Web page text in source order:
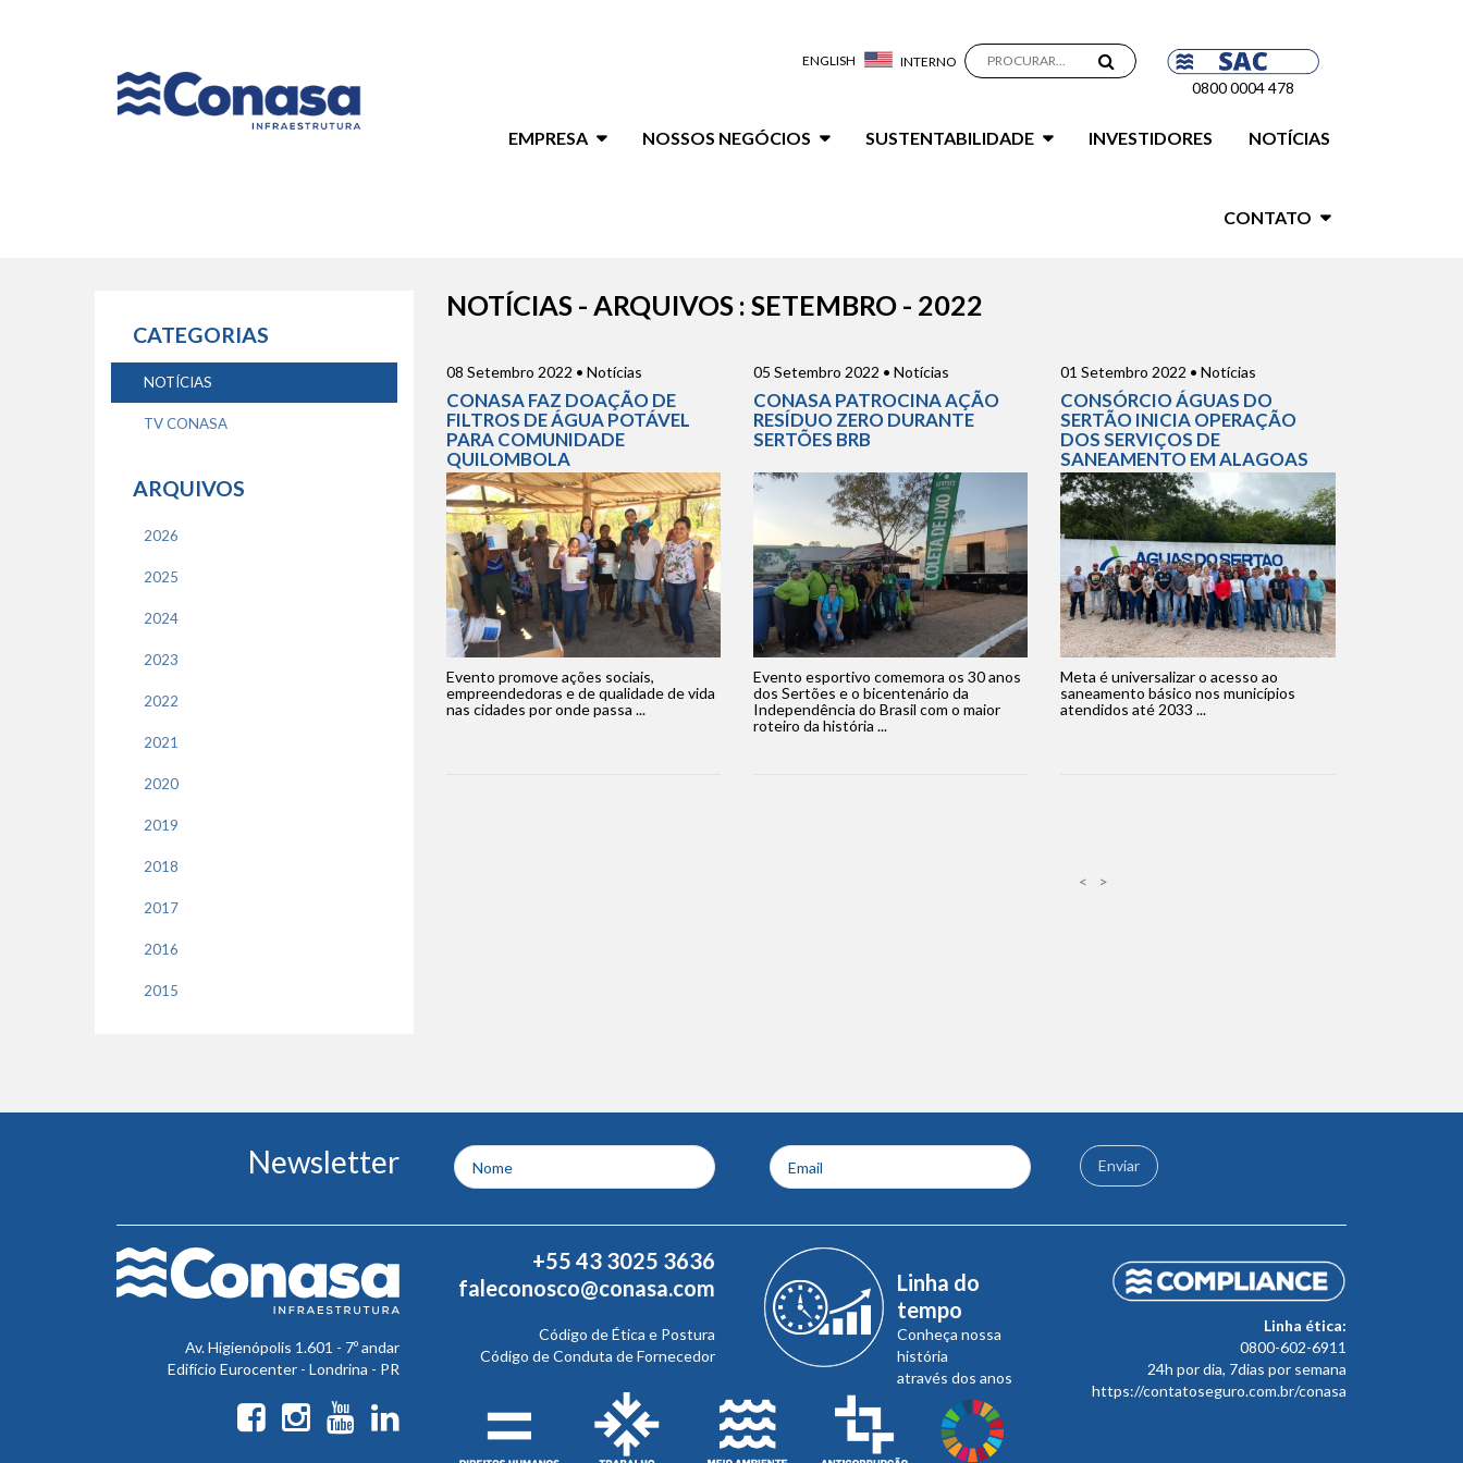
ENGLISH INTERNO
0800 0004 478
principalEMPRESA NOSSOS NEGÓCIOS SUSTENTABILIDADE INVESTIDORES NOTÍCIAS
CONTATO
CATEGORIAS
NOTÍCIAS
TV CONASA
ARQUIVOS
2026
2025
2024
2023
2022
2021
2020
2019
2018
2017
2016
2015
NOTÍCIAS - ARQUIVOS : SETEMBRO - 2022
08 Setembro 2022 • Notícias
CONASA FAZ DOAÇÃO DE
FILTROS DE ÁGUA POTÁVEL
PARA COMUNIDADE
QUILOMBOLA
Evento promove ações sociais,
empreendedoras e de qualidade de vida
nas cidades por onde passa ...
05 Setembro 2022 • Notícias
CONASA PATROCINA AÇÃO
RESÍDUO ZERO DURANTE
SERTÕES BRB
Evento esportivo comemora os 30 anos
dos Sertões e o bicentenário da
Independência do Brasil com o maior
roteiro da história ...
01 Setembro 2022 • Notícias
CONSÓRCIO ÁGUAS DO
SERTÃO INICIA OPERAÇÃO
DOS SERVIÇOS DE
SANEAMENTO EM ALAGOAS
Meta é universalizar o acesso ao
saneamento básico nos municípios
atendidos até 2033 ...
< >
rodapé
Newsletter Enviar
Av. Higienópolis 1.601 - 7º andar
Edifício Eurocenter - Londrina - PR
+55 43 3025 3636
faleconosco@conasa.com
Código de Ética e Postura
Código de Conduta de Fornecedor
Linha do
tempo
Conheça nossa
história
através dos anos
Linha ética:
0800-602-6911
24h por dia, 7dias por semana
https://contatoseguro.com.br/conasa